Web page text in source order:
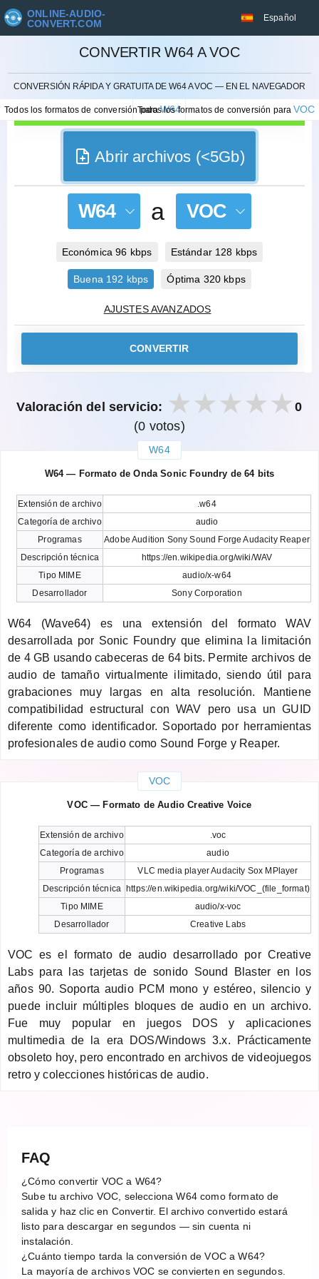
ONLINE-AUDIO-
CONVERT.COM
Español
CONVERTIR W64 A VOC
CONVERSIÓN RÁPIDA Y GRATUITA DE W64 A VOC — EN EL NAVEGADOR
Todos los formatos de conversión paraW64
Todos los formatos de conversión paraVOC
CANCELAR
Abrir archivos (<5Gb)
W64 a VOC
Económica 96 kbps Estándar 128 kbps
Buena 192 kbps Óptima 320 kbps
AJUSTES AVANZADOS
CONVERTIR
Valoración del servicio:
0
(0 votos)
W64
W64 — Formato de Onda Sonic Foundry de 64 bits
Extensión de archivo
.w64
Categoría de archivo
audio
Programas
Adobe Audition Sony Sound Forge Audacity Reaper
Descripción técnica
https://en.wikipedia.org/wiki/WAV
Tipo MIME
audio/x-w64
Desarrollador
Sony Corporation
W64 (Wave64) es una extensión del formato WAV
desarrollada por Sonic Foundry que elimina la limitación
de 4 GB usando cabeceras de 64 bits. Permite archivos de
audio de tamaño virtualmente ilimitado, siendo útil para
grabaciones muy largas en alta resolución. Mantiene
compatibilidad estructural con WAV pero usa un GUID
diferente como identificador. Soportado por herramientas
profesionales de audio como Sound Forge y Reaper.
VOC
VOC — Formato de Audio Creative Voice
Extensión de archivo
.voc
Categoría de archivo
audio
Programas
VLC media player Audacity Sox MPlayer
Descripción técnica https://en.wikipedia.org/wiki/VOC_(file_format)
Tipo MIME
audio/x-voc
Desarrollador
Creative Labs
VOC es el formato de audio desarrollado por Creative
Labs para las tarjetas de sonido Sound Blaster en los
años 90. Soporta audio PCM mono y estéreo, silencio y
puede incluir múltiples bloques de audio en un archivo.
Fue muy popular en juegos DOS y aplicaciones
multimedia de la era DOS/Windows 3.x. Prácticamente
obsoleto hoy, pero encontrado en archivos de videojuegos
retro y colecciones históricas de audio.
FAQ
¿Cómo convertir VOC a W64?
Sube tu archivo VOC, selecciona W64 como formato de
salida y haz clic en Convertir. El archivo convertido estará
listo para descargar en segundos — sin cuenta ni
instalación.
¿Cuánto tiempo tarda la conversión de VOC a W64?
La mayoría de archivos VOC se convierten en segundos.